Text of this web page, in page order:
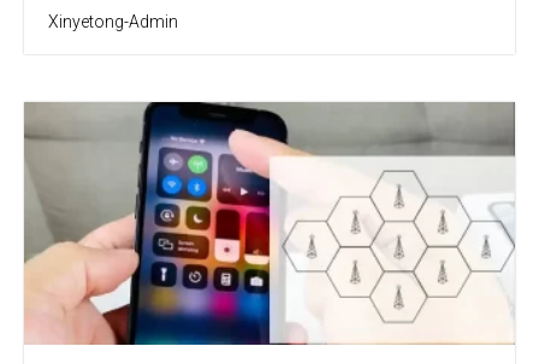
Xinyetong-Admin